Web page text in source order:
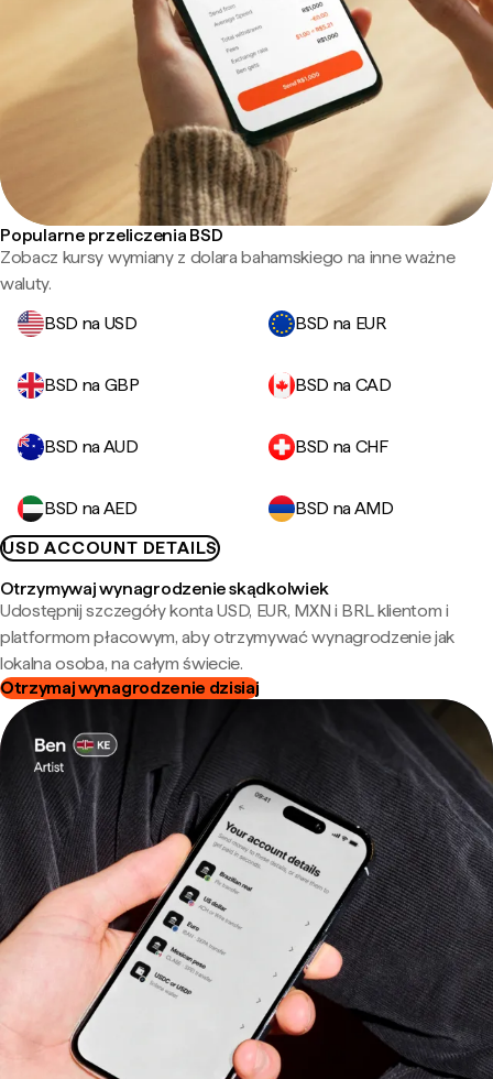
Popularne przeliczenia BSD
Zobacz kursy wymiany z dolara bahamskiego na inne ważne
waluty.
BSD na USD
BSD na EUR
BSD na GBP BSD na CAD
BSD na AUD BSD na CHF
BSD na AED
BSD na AMD
USD ACCOUNT DETAILS
Otrzymywaj wynagrodzenie skądkolwiek
Udostępnij szczegóły konta USD, EUR, MXN i BRL klientom i
platformom płacowym, aby otrzymywać wynagrodzenie jak
lokalna osoba, na całym świecie.
Otrzymaj wynagrodzenie dzisiaj